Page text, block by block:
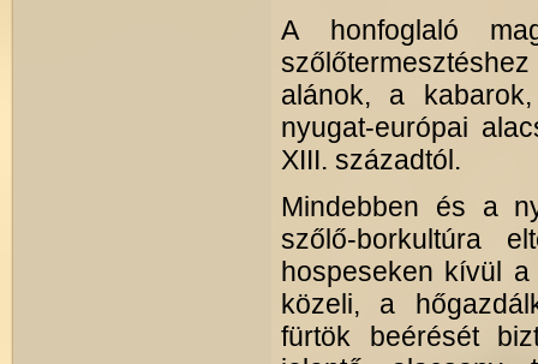
A honfoglaló
alánok, a
nyugat-európai
XIII. századtól.
Mindebben és a
szőlő-borkultúra
hospeseken kívül
közeli, a
fürtök beérését